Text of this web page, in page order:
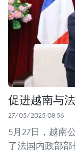
促进越南与
27/05/2025 08:56
5月27日，越南
了法国内政部